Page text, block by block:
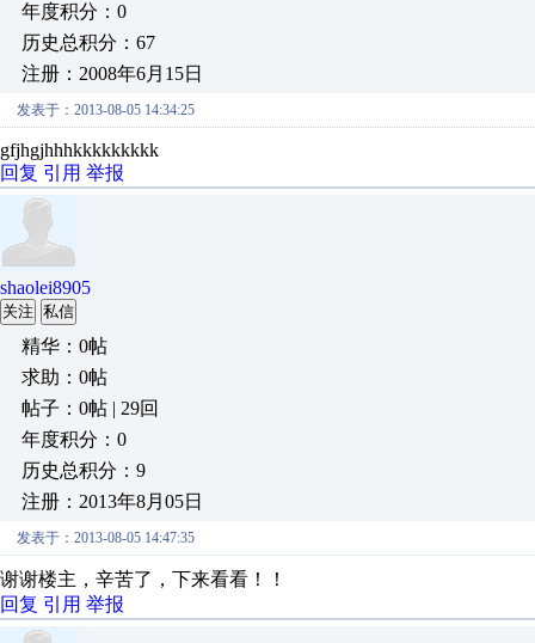
年度积分：0
历史总积分：67
注册：2008年6月15日
发表于：2013-08-05 14:34:25
gfjhgjhhhkkkkkkkkk
回复 引用 举报
shaolei8905
关注 私信
精华：0帖
求助：0帖
帖子：0帖 | 29回
年度积分：0
历史总积分：9
注册：2013年8月05日
发表于：2013-08-05 14:47:35
谢谢楼主，辛苦了，下来看看！！
回复 引用 举报